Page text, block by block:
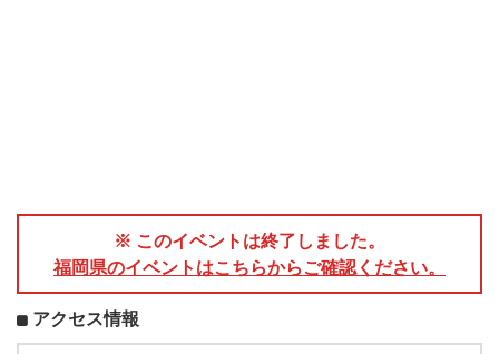
※ このイベントは終了しました。
福岡県のイベントはこちらからご確認ください。
アクセス情報